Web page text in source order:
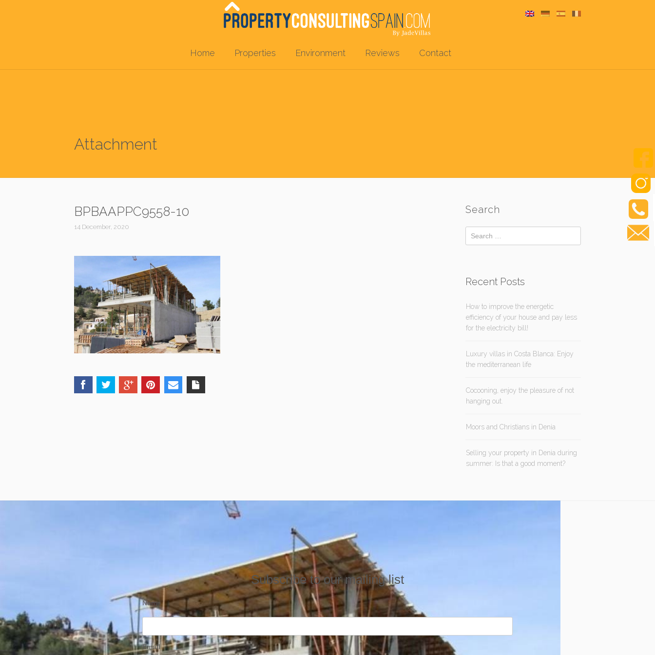
Home Properties Environment Reviews Contact
Attachment
BPBAAPPC9558-10
14 December, 2020
Search
Recent Posts
How to improve the energetic
efficiency of your house and pay less
for the electricity bill!
Luxury villas in Costa Blanca: Enjoy
the mediterranean life
Cocooning, enjoy the pleasure of not
hanging out.
Moors and Christians in Denia
Selling your property in Denia during
summer: Is that a good moment?
Subscribe to our mailing list
Name
Email